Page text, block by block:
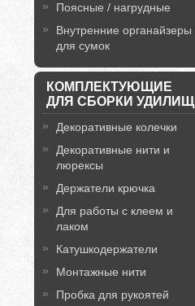
Поясные / нагрудные
Внутренние органайзеры
для сумок
КОМПЛЕКТУЮЩИЕ
ДЛЯ СБОРКИ УДИЛИЩ
Декоративные колечки
Декоративные нити и
люрексы
Держатели крючка
Для работы с клеем и
лаком
Катушкодержатели
Монтажные нити
Пробка для рукоятей